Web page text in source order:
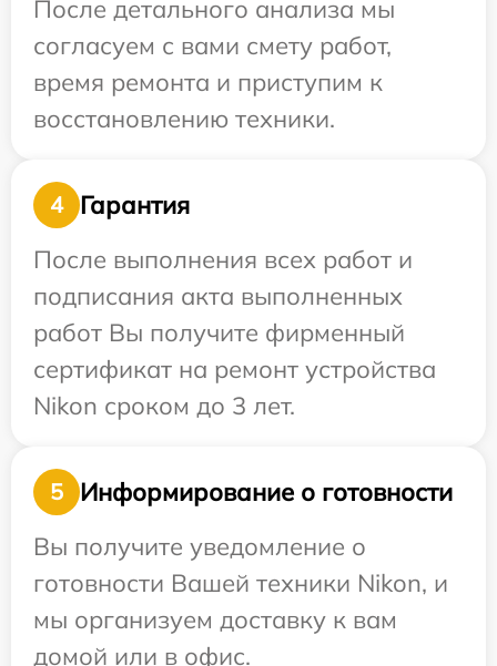
После детального анализа мы
согласуем с вами смету работ,
время ремонта и приступим к
восстановлению техники.
4
Гарантия
После выполнения всех работ и
подписания акта выполненных
работ Вы получите фирменный
сертификат на ремонт устройства
Nikon сроком до 3 лет.
5
Информирование о готовности
Вы получите уведомление о
готовности Вашей техники Nikon, и
мы организуем доставку к вам
домой или в офис.